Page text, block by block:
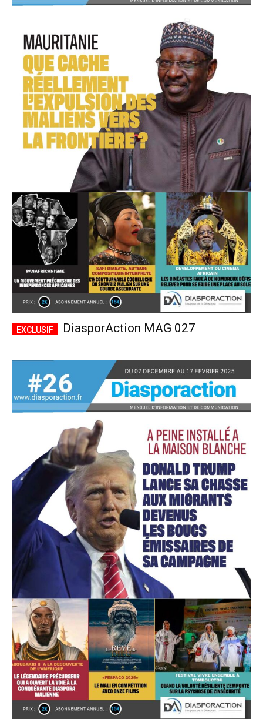
Plans d'abonnement
Accès gratuit
Gratuit /accès limité
Quelques articles
Annonces
Tous les articles
Le magazine
CHOISIR LE FORFAIT
DiasporAction MAG 027